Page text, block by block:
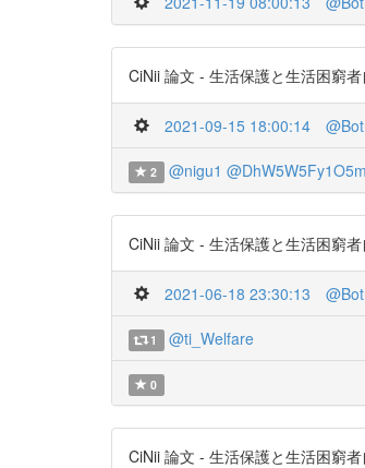
CiNii 論文 - 生活保護と生活困窮
2021-09-15 18:00:14
2 @nigu1
CiNii 論文 - 生活保護と生活困窮
2021-06-18 23:30:13
1 @ti_Welfare
0
CiNii 論文 - 生活保護と生活困窮